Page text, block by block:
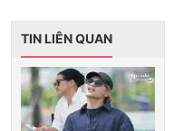
TIN LIÊN QUAN